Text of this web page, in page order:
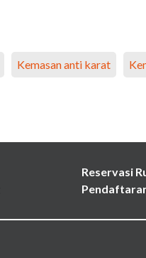
Kemasan anti karat
Reservasi